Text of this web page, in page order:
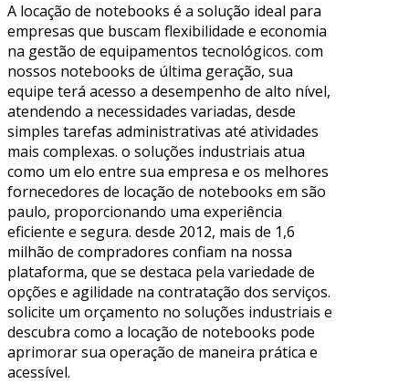
A locação de notebooks é a solução ideal para
empresas que buscam flexibilidade e economia
na gestão de equipamentos tecnológicos. com
nossos notebooks de última geração, sua
equipe terá acesso a desempenho de alto nível,
atendendo a necessidades variadas, desde
simples tarefas administrativas até atividades
mais complexas. o soluções industriais atua
como um elo entre sua empresa e os melhores
fornecedores de locação de notebooks em são
paulo, proporcionando uma experiência
eficiente e segura. desde 2012, mais de 1,6
milhão de compradores confiam na nossa
plataforma, que se destaca pela variedade de
opções e agilidade na contratação dos serviços.
solicite um orçamento no soluções industriais e
descubra como a locação de notebooks pode
aprimorar sua operação de maneira prática e
acessível.